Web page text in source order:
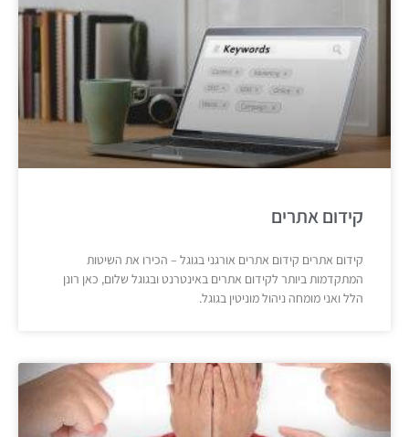
קידום אתרים
קידום אתרים קידום אתרים אורגני בגוגל – הכירו את השיטות
המתקדמות ביותר לקידום אתרים באינטרנט ובגוגל שלום, כאן רונן
הלל ואני מומחה ניהול מוניטין בגוגל.